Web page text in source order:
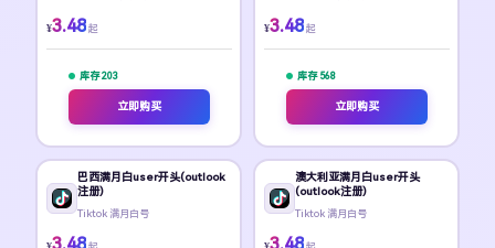
¥3.48 起
库存 203
立即购买
¥3.48 起
库存 568
立即购买
巴西满月白user开头(outlook
注册)
Tiktok 满月白号
3.48
澳大利亚满月白user开头
(outlook注册)
Tiktok 满月白号
3.48